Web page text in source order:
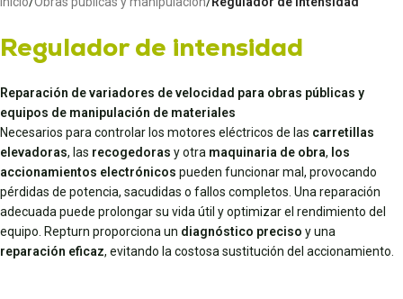
Regulador de intensidad
Reparación de variadores de velocidad para obras públicas y
equipos de manipulación de materiales
Necesarios para controlar los motores eléctricos de las carretillas
elevadoras, las recogedoras y otra maquinaria de obra, los
accionamientos electrónicos pueden funcionar mal, provocando
pérdidas de potencia, sacudidas o fallos completos. Una reparación
adecuada puede prolongar su vida útil y optimizar el rendimiento del
equipo. Repturn proporciona un diagnóstico preciso y una
reparación eficaz, evitando la costosa sustitución del accionamiento.